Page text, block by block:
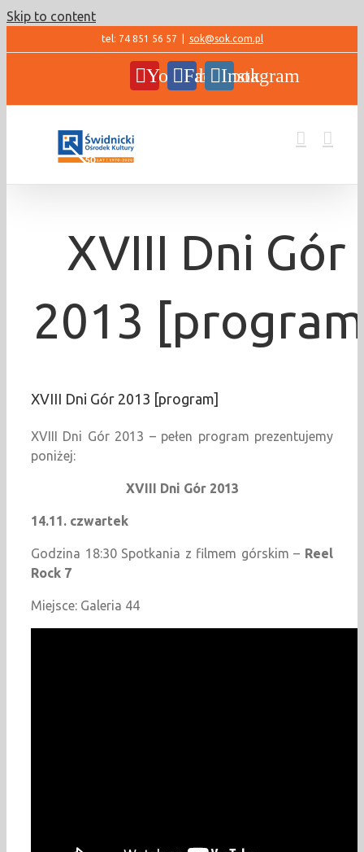
Skip to content
tel: 74 851 56 57 sok@sok.com.pl
YouTubeFacebookInstagram
XVIII Dni Gór
2013
XVIII Dni Gór 2013 [program]
XVIII Dni Gór 2013 – pełen program prezentujemy
poniżej:
XVIII Dni Gór 2013
14.11. czwartek
Godzina 18:30 Spotkania z filmem górskim – Reel
Rock 7
Miejsce: Galeria 44